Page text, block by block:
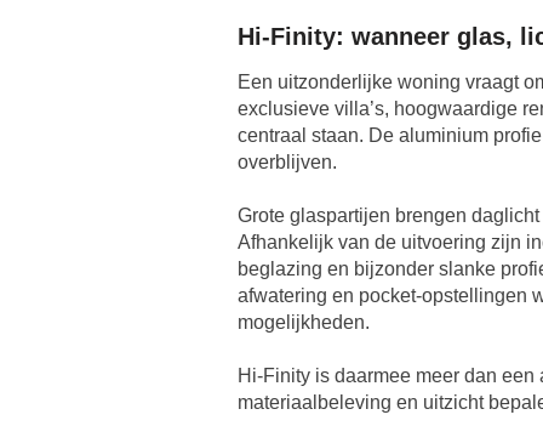
Hi-Finity: wanneer glas,
Een uitzonderlijke woning vraagt
exclusieve villa’s, hoogwaardige
centraal staan. De aluminium
overblijven.
Grote glaspartijen brengen
Afhankelijk van de uitvoering zijn
beglazing en bijzonder slanke
afwatering en pocket-opstellingen
mogelijkheden.
Hi-Finity is daarmee meer dan
materiaalbeleving en uitzicht